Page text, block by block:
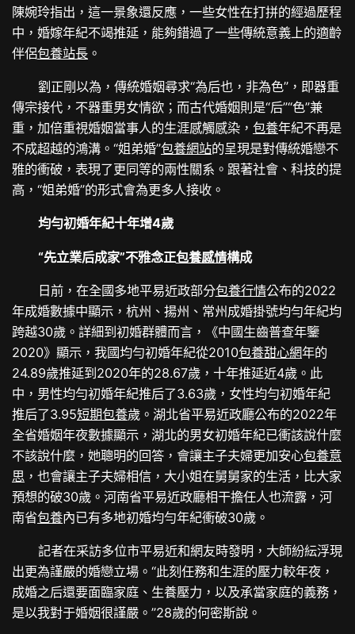
陳婉玲指出，這一景象還反應，一些女性在打拼的經過歷程
中，婚嫁年紀不竭推延，能夠錯過了一些傳統意義上的適齡
伴侶包養站長 。
劉正剛以為，傳統婚姻尋求“為后也，非為色”，即器重
傳宗接代，不器重男女情欲；而古代婚姻則是“后”“色”兼
重，加倍重視婚姻當事人的生涯感觸感染，包養年紀不再是
不成超越的鴻溝。“姐弟婚”包養網站的呈現是對傳統婚戀不
雅的衝破，表現了更同等的兩性關系。跟著社會、科技的提
高，“姐弟婚”的形式會為更多人接收。
均勻初婚年紀十年增4歲
“先立業后成家”不雅念正包養感情構成
日前，在全國多地平易近政部分包養行情公布的2022
年成婚數據中顯示，杭州、揚州、常州成婚掛號均勻年紀均
跨越30歲。詳細到初婚群體而言，《中國生齒普查年鑒
2020》顯示，我國均勻初婚年紀從2010包養甜心網年的
24.89歲推延到2020年的28.67歲，十年推延近4歲。此
中，男性均勻初婚年紀推后了3.63歲，女性均勻初婚年紀
推后了3.95短期包養歲。湖北省平易近政廳公布的2022年
全省婚姻年夜數據顯示，湖北的男女初婚年紀已衝該說什麼
不該說什麼，她聰明的回答，會讓主子夫婦更加安心包養意
思 ，也會讓主子夫婦相信，大小姐在舅舅家的生活，比大家
預想的破30歲。河南省平易近政廳相干擔任人也流露，河
南省包養內已有多地初婚均勻年紀衝破30歲。
記者在采訪多位市平易近和網友時發明，大師紛紜浮現
出更為謹嚴的婚戀立場。“此刻任務和生涯的壓力較年夜，
成婚之后還要面臨家庭、生養壓力，以及承當家庭的義務，
是以我對于婚姻很謹嚴。”28歲的何密斯說。